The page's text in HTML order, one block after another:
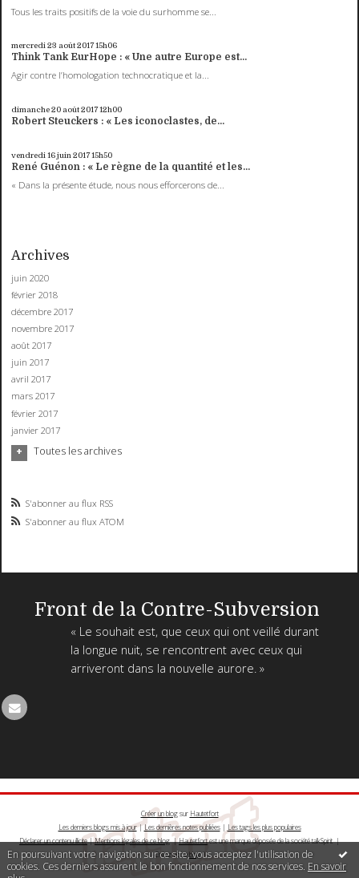
En poursuivant votre navigation sur ce site, vous acceptez l'utilisation de
cookies. Ces derniers assurent le bon fonctionnement de nos services. En savoir
Tous les traits positifs de la voie du surhomme se...
mercredi 23 août 201715h06
Think Tank EurHope : « Une autre Europe est...
Agir contre l’homologation technocratique et la...
dimanche 20 août 201712h00
Robert Steuckers : « Les iconoclastes, de...
vendredi 16juin 201715h50
René Guénon : « Le règne de la quantité et les...
« Dans la présente étude, nous nous efforcerons de...
Archives
juin 2020
février 2018
décembre 2017
novembre 2017
août 2017
juin 2017
avril 2017
mars 2017
février 2017
janvier 2017
Toutes les archives
S'abonner au flux RSS
S'abonner au flux ATOM
Front de la Contre-Subversion
« Le souhait est, que ceux qui ont veillé durant
la longue nuit, se rencontrent avec ceux qui
arriveront dans la nouvelle aurore. »
Créer un blogsur Hautetfort
Les derniers blogs mis à jour|Les dernières notes publiées| Les tags les plus populaires
Déclarer un contenu illicite|Mentions légales de ce blog|Hautetfortest une marque déposée de la société talkSpirit |
Créez votreblog!